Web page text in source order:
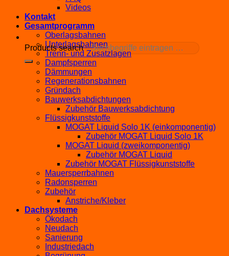
Products search
Videos
Kontakt
Gesamtprogramm
Oberlagsbahnen
Unterlagsbahnen
Trenn- und Zusatzlagen
Dampfsperren
Dämmungen
Regenerationsbahnen
Gründach
Bauwerksabdichtungen
Zubehör Bauwerksabdichtung
Flüssigkunststoffe
MOGAT Liquid Solo 1K (einkomponentig)
Zubehör MOGAT Liquid Solo 1K
MOGAT Liquid (zweikomponentig)
Zubehör MOGAT Liquid
Zubehör MOGAT Flüssigkunststoffe
Mauersperrbahnen
Radonsperren
Zubehör
Anstriche/Kleber
Dachsysteme
Ökodach
Neudach
Sanierung
Industriedach